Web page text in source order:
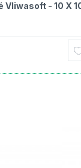
Vliwasoft - 10 X